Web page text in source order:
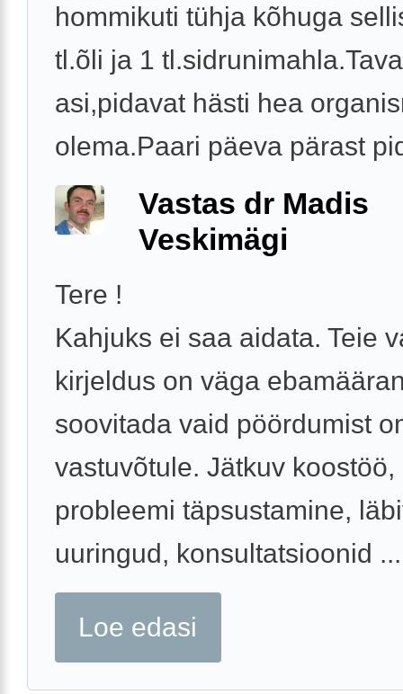
hommikuti tühja kõhuga
tl.õli ja 1
asi,pidavat hästi hea
olema.Paari päeva pärast
Vastas dr Madis
Veskimägi
Tere !
Kahjuks ei saa aidata. Teie
kirjeldus on väga
soovitada vaid pöördumist
vastuvõtule. Jätkuv koostöö,
probleemi täpsustamine,
uuringud, konsultatsioonid ...
Loe edasi